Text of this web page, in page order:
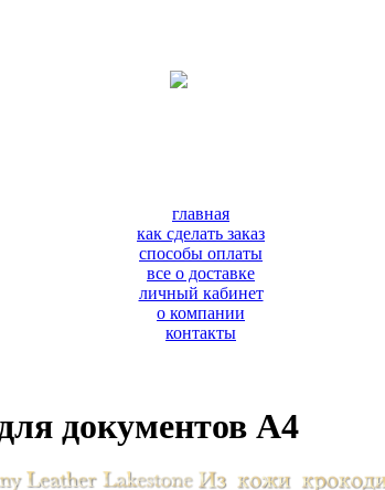
главная
как сделать заказ
способы оплаты
все о доставке
личный кабинет
о компании
контакты
документов А4